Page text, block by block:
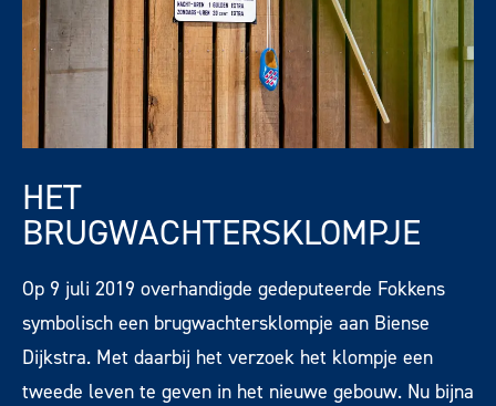
HET
BRUGWACHTERSKLOMPJE
Op 9 juli 2019 overhandigde gedeputeerde Fokkens
symbolisch een brugwachtersklompje aan Biense
Dijkstra. Met daarbij het verzoek het klompje een
tweede leven te geven in het nieuwe gebouw. Nu bijna